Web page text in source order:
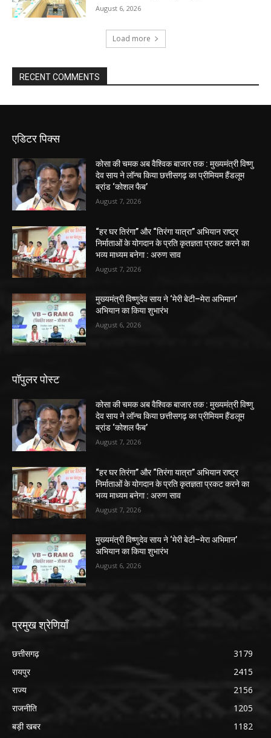
August 6, 2026
Load more
RECENT COMMENTS
एडिटर पिक्स
कोसा की चमक अब वैश्विक बाजार तक : मुख्यमंत्री विष्णु
देव साय ने लॉन्च किया छत्तीसगढ़ का प्रीमियम हैंडलूम
ब्रांड ‘कोशल फैब’
August 7, 2026
“हर घर तिरंगा” और “तिरंगा यात्रा” अभियान राष्ट्र
निर्माताओं के योगदान के प्रति कृतज्ञता प्रकट करने का
भव्य माध्यम बनेगा : अरुण साव
August 7, 2026
मुख्यमंत्री विष्णुदेव साय ने ‘मेरी बेटी–मेरा अभिमान’
अभियान का किया शुभारंभ
August 6, 2026
पॉपुलर पोस्ट
कोसा की चमक अब वैश्विक बाजार तक : मुख्यमंत्री विष्णु
देव साय ने लॉन्च किया छत्तीसगढ़ का प्रीमियम हैंडलूम
ब्रांड ‘कोशल फैब’
August 7, 2026
“हर घर तिरंगा” और “तिरंगा यात्रा” अभियान राष्ट्र
निर्माताओं के योगदान के प्रति कृतज्ञता प्रकट करने का
भव्य माध्यम बनेगा : अरुण साव
August 7, 2026
मुख्यमंत्री विष्णुदेव साय ने ‘मेरी बेटी–मेरा अभिमान’
अभियान का किया शुभारंभ
August 6, 2026
प्रमुख श्रेणियाँ
छत्तीसगढ़
3179
रायपुर
2415
राज्य
2156
राजनीति
1205
बड़ी खबर
1182